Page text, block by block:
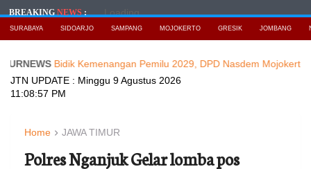
BREAKINGNEWS: Loading...
SURABAYA SIDOARJO SAMPANG MOJOKERTO GRESIK JOMBANG
Bidik Kemenangan Pemilu 2029, DPD Nasdem Mojokerto Lantik
JTN UPDATE : Minggu 9 Agustus 2026
11:08:59 PM
Home JAWA TIMUR
Polres Nganjuk Gelar lomba pos